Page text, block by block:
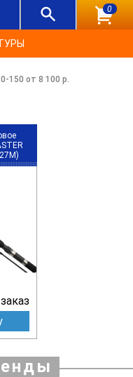
0
150 от 8 100 р.